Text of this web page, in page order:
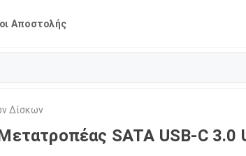
Αποστολής
Δίσκων
SATA USB-C 3.0